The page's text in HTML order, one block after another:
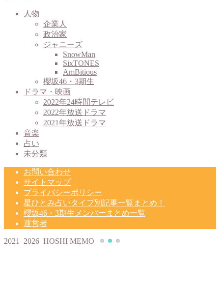
人物
企業人
政治家
ジャニーズ
SnowMan
SixTONES
AmBitious
櫻坂46・3期生
ドラマ・映画
2022年24時間テレビ
2022年放送ドラマ
2021年放送ドラマ
音楽
占い
未分類
お問い合わせ
サイトマップ
プライバシーポリシー
星ひとみ占いタイプ別記事一覧まとめ！
櫻坂46・3期生メンバーまとめ一覧
運営者
2021–2026 HOSHI MEMO